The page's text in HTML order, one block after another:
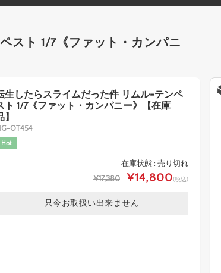
スト 1/7《ファット・カンパニ
生したらスライムだった件 リムル=テンペ
ト 1/7《ファット・カンパニー》【在庫
】
OT454
Hot
在庫状態 : 売り切れ
¥17,380 ¥14,800(税込)
只今お取扱い出来ません